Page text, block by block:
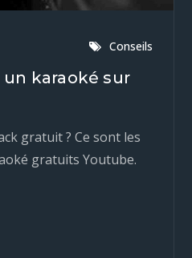
Conseils
karaoké sur
gratuit ? Ce sont les
gratuits Youtube.